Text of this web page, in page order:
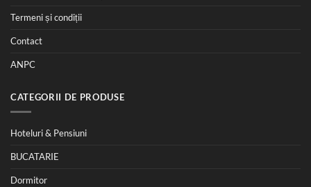
Termeni și condiții
Contact
ANPC
CATEGORII DE PRODUSE
Hoteluri & Pensiuni
BUCATARIE
Dormitor